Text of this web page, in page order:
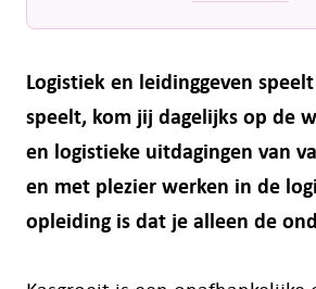
Logistiek en leidinggeven
speelt, kom jij dagelijks op de
en logistieke uitdagingen van
en met plezier werken in de
opleiding is dat je alleen de